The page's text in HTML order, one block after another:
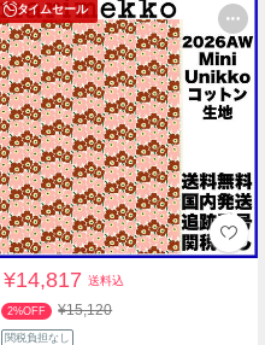
タイムセール
¥14,817送料込
2%OFF ¥15,120
関税負担なし